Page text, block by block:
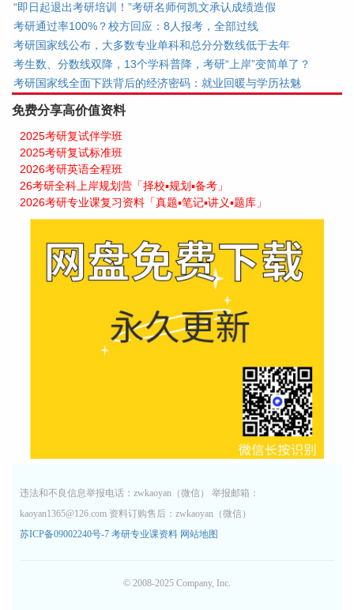
“即日起退出考研培训！”考研名师何凯文承认成绩造假
考研通过率100%？校方回应：8人报考，全部过线
考研国家线公布，大多数专业单科和总分分数线低于去年
考生数、分数线双降，13个学科普降，考研“上岸”变简单了？
考研国家线全面下跌背后的经济密码：就业回暖与学历祛魅
免费分享高价值资料
2025考研复试伴学班
2025考研复试标准班
2026考研英语全程班
26考研全科上岸规划营「择校▪规划▪备考」
2026考研专业课复习资料「真题▪笔记▪讲义▪题库」
违法和不良信息举报电话：zwkaoyan（微信） 举报邮箱：
kaoyan1365@126.com 资料订购售后：zwkaoyan（微信）
苏ICP备09002240号-7 考研专业课资料 网站地图
© 2008-2025 Company, Inc.